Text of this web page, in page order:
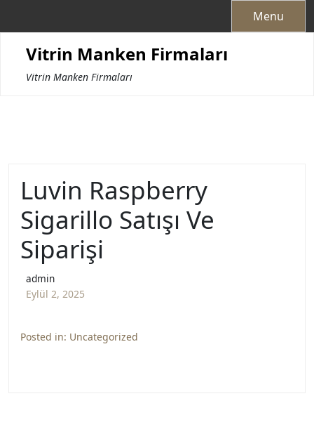
Menu
Vitrin Manken Firmaları
Vitrin Manken Firmaları
Luvin Raspberry
Sigarillo Satışı Ve
Siparişi
admin
Eylül 2, 2025
Posted in: Uncategorized